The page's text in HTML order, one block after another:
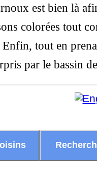
est bien là
colorées tout
Enfin, tout en
par le bassin